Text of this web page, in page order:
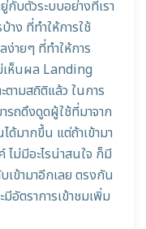
บตัวระบบอย่างที่เรา
าง ที่ทำให้การใช้
ายๆ ที่ทำให้การ
เห็นผล Landing
ตามสถิติแล้ว ในการ
รถดึงดูดผู้ใช้ที่มาจาก
มากขึ้น แต่ถ้าเข้ามา
ไม่มีอะไรน่าสนใจ ก็มี
เข้ามาอีกเลย ตรงกัน
อัตราการเข้าชมเพิ่ม